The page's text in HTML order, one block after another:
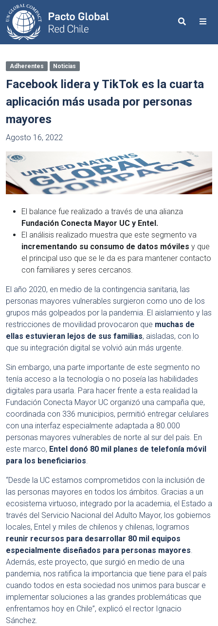
Search
Adherentes Noticias
Facebook lidera y TikTok es la cuarta
aplicación más usada por personas
mayores
Agosto 16, 2022
El balance fue realizado a través de una alianza
Fundación Conecta Mayor UC y Entel.
El análisis realizado muestra que este segmento va
incrementando su consumo de datos móviles y que
el principal uso que se le da es para mantener contacto
con familiares y seres cercanos.
El año 2020, en medio de la contingencia sanitaria, las
personas mayores vulnerables surgieron como uno de los
grupos más golpeados por la pandemia. El aislamiento y las
restricciones de movilidad provocaron que muchas de
ellas estuvieran lejos de sus familias, aisladas, con lo
que su integración digital se volvió aún más urgente.
Sin embargo, una parte importante de este segmento no
tenía acceso a la tecnología o no poseía las habilidades
digitales para usarla. Para hacer frente a esta realidad la
Fundación Conecta Mayor UC organizó una campaña que,
coordinada con 336 municipios, permitió entregar celulares
con una interfaz especialmente adaptada a 80.000
personas mayores vulnerables de norte al sur del país. En
este marco, Entel donó 80 mil planes de telefonía móvil
para los beneficiarios.
“Desde la UC estamos comprometidos con la inclusión de
las personas mayores en todos los ámbitos. Gracias a un
ecosistema virtuoso, integrado por la academia, el Estado a
través del Servicio Nacional del Adulto Mayor, los gobiernos
locales, Entel y miles de chilenos y chilenas, logramos
reunir recursos para desarrollar 80 mil equipos
especialmente diseñados para personas mayores.
Además, este proyecto, que surgió en medio de una
pandemia, nos ratifica la importancia que tiene para el país
cuando todos en esta sociedad nos unimos para buscar e
implementar soluciones a las grandes problemáticas que
enfrentamos hoy en Chile”, explicó el rector Ignacio
Sánchez.